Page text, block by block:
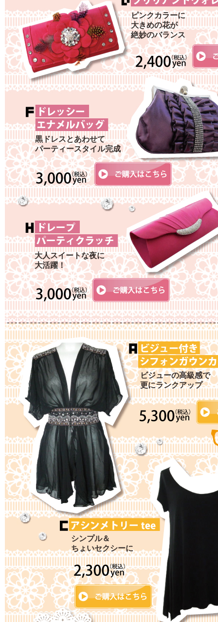
ピンクカラーに
大きめの花が
絶妙のバランス
黒ドレスとあわせて
パーティースタイル完成
大人スイートな夜に
大活躍！
ビジューの高級感で
更にランクアップ
シンプル＆
ちょいセクシーに